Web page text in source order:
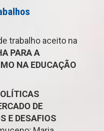
trabalho aceito na
PARA A
NA EDUCAÇÃO
DE
E DESAFIOS